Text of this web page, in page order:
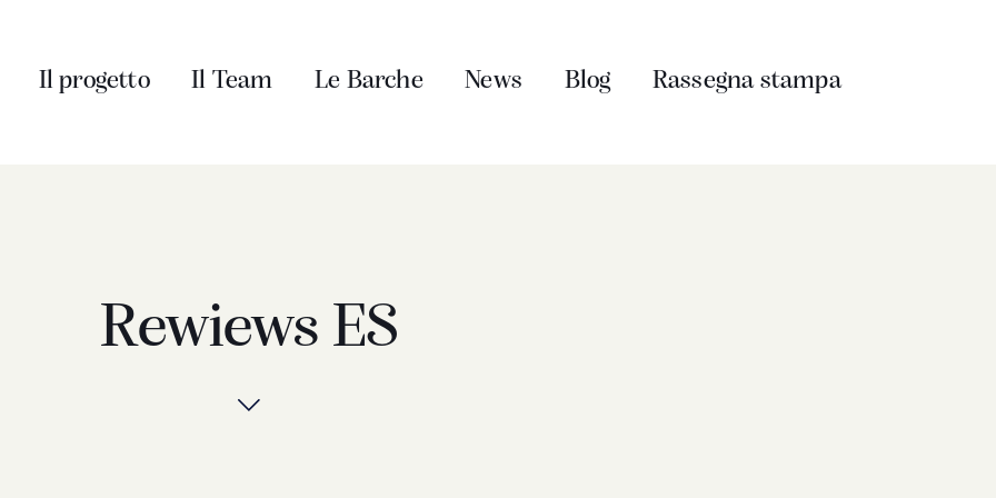
Il progetto Il Team Le Barche News Blog Rassegna stampa
Rewiews ES